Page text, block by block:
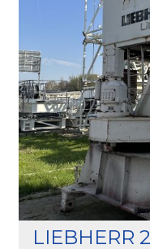
LIEBHERR